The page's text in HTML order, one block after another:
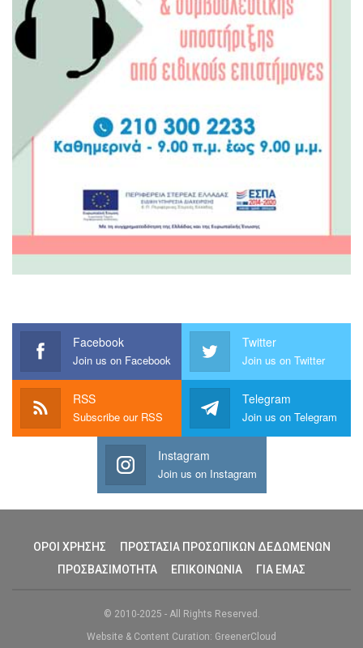
Facebook
Join us on Facebook
Twitter
Join us on Twitter
RSS
Subscribe our RSS
Telegram
Join us on Telegram
Instagram
Join us on Instagram
ΟΡΟΙ ΧΡΗΣΗΣ
ΠΡΟΣΤΑΣΙΑ ΠΡΟΣΩΠΙΚΩΝ ΔΕΔΩΜΕΝΩΝ
ΠΡΟΣΒΑΣΙΜΟΤΗΤΑ
ΕΠΙΚΟΙΝΩΝΙΑ ΓΙΑ ΕΜΑΣ
© 2010-2025 - All Rights Reserved.
Website & Content Curation: GreenerCloud